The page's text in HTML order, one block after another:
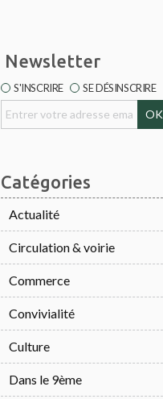
Newsletter
S'INSCRIRE SE DÉSINSCRIRE
Catégories
Actualité
Circulation & voirie
Commerce
Convivialité
Culture
Dans le 9ème